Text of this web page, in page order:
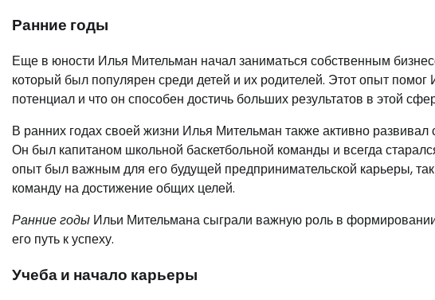
Ранние годы
Еще в юности Илья Мительман начал заниматься собственным
который был популярен среди детей и их родителей. Этот опыт помог
потенциал и что он способен достичь больших результатов в этой
В ранних годах своей жизни Илья Мительман также активно
Он был капитаном школьной баскетбольной команды и всегда
опыт был важным для его будущей предпринимательской карьеры,
команду на достижение общих целей.
Ранние годы Ильи Мительмана сыграли важную роль в
его путь к успеху.
Учеба и начало карьеры